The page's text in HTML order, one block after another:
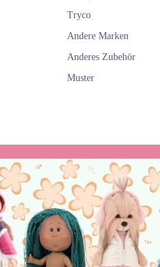
Tryco
Andere Marken
Anderes Zubehör
Muster